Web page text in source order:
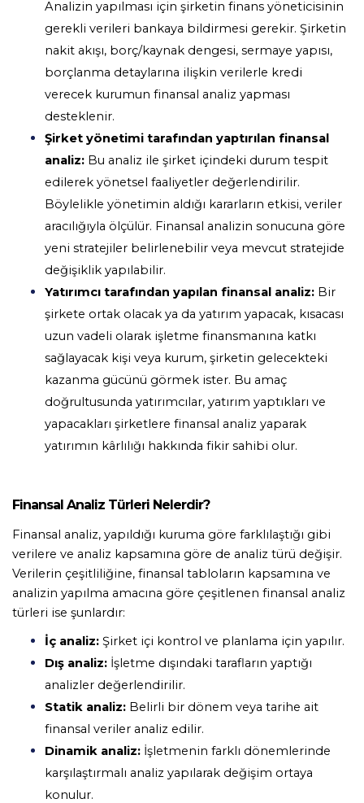
Analizin yapılması için şirketin finans yöneticisinin
gerekli verileri bankaya bildirmesi gerekir. Şirketin
nakit akışı, borç/kaynak dengesi, sermaye yapısı,
borçlanma detaylarına ilişkin verilerle kredi
verecek kurumun finansal analiz yapması
desteklenir.
Şirket yönetimi tarafından yaptırılan finansal
analiz: Bu analiz ile şirket içindeki durum tespit
edilerek yönetsel faaliyetler değerlendirilir.
Böylelikle yönetimin aldığı kararların etkisi, veriler
aracılığıyla ölçülür. Finansal analizin sonucuna göre
yeni stratejiler belirlenebilir veya mevcut stratejide
değişiklik yapılabilir.
Yatırımcı tarafından yapılan finansal analiz: Bir
şirkete ortak olacak ya da yatırım yapacak, kısacası
uzun vadeli olarak işletme finansmanına katkı
sağlayacak kişi veya kurum, şirketin gelecekteki
kazanma gücünü görmek ister. Bu amaç
doğrultusunda yatırımcılar, yatırım yaptıkları ve
yapacakları şirketlere finansal analiz yaparak
yatırımın kârlılığı hakkında fikir sahibi olur.
Finansal Analiz Türleri Nelerdir?
Finansal analiz, yapıldığı kuruma göre farklılaştığı gibi
verilere ve analiz kapsamına göre de analiz türü değişir.
Verilerin çeşitliliğine, finansal tabloların kapsamına ve
analizin yapılma amacına göre çeşitlenen finansal analiz
türleri ise şunlardır:
İç analiz: Şirket içi kontrol ve planlama için yapılır.
Dış analiz: İşletme dışındaki tarafların yaptığı
analizler değerlendirilir.
Statik analiz: Belirli bir dönem veya tarihe ait
finansal veriler analiz edilir.
Dinamik analiz: İşletmenin farklı dönemlerinde
karşılaştırmalı analiz yapılarak değişim ortaya
konulur.